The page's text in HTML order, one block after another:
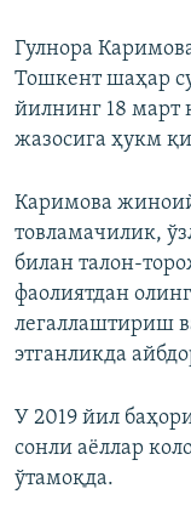
Гулнора
Тошкент шаҳар
йилнинг 18 март
жазосига ҳукм
Каримова
товламачилик,
билан талон-
фаолиятдан
легаллаштириш
этганликда
У 2019 йил
сонли аёллар
ўтамоқда.